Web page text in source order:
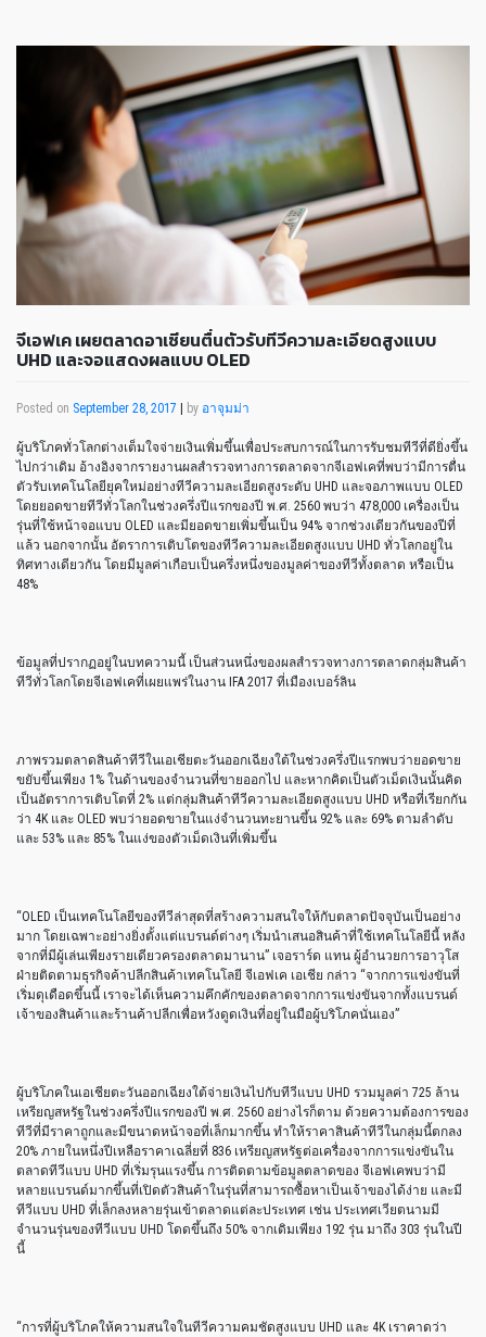
จีเอฟเค เผยตลาดอาเซียนตื่นตัวรับทีวีความละเอียดสูงแบบ
UHD และจอแสดงผลแบบ OLED
Posted on September 28, 2017 by อาจุมม่า
ผู้บริโภคทั่วโลกต่างเต็มใจจ่ายเงินเพิ่มขึ้นเพื่อประสบการณ์ในการรับชมทีวีที่ดียิ่งขึ้น
ไปกว่าเดิม อ้างอิงจากรายงานผลสำรวจทางการตลาดจากจีเอฟเคที่พบว่ามีการตื่น
ตัวรับเทคโนโลยียุคใหม่อย่างทีวีความละเอียดสูงระดับ UHD และจอภาพแบบ OLED
โดยยอดขายทีวีทั่วโลกในช่วงครึ่งปีแรกของปี พ.ศ. 2560 พบว่า 478,000 เครื่องเป็น
รุ่นที่ใช้หน้าจอแบบ OLED และมียอดขายเพิ่มขึ้นเป็น 94% จากช่วงเดียวกันของปีที่
แล้ว นอกจากนั้น อัตราการเติบโตของทีวีความละเอียดสูงแบบ UHD ทั่วโลกอยู่ใน
ทิศทางเดียวกัน โดยมีมูลค่าเกือบเป็นครึ่งหนึ่งของมูลค่าของทีวีทั้งตลาด หรือเป็น
48%
ข้อมูลที่ปรากฏอยู่ในบทความนี้ เป็นส่วนหนึ่งของผลสำรวจทางการตลาดกลุ่มสินค้า
ทีวีทั่วโลกโดยจีเอฟเคที่เผยแพร่ในงาน IFA 2017 ที่เมืองเบอร์ลิน
ภาพรวมตลาดสินค้าทีวีในเอเชียตะวันออกเฉียงใต้ในช่วงครึ่งปีแรกพบว่ายอดขาย
ขยับขึ้นเพียง 1% ในด้านของจำนวนที่ขายออกไป และหากคิดเป็นตัวเม็ดเงินนั้นคิด
เป็นอัตราการเติบโตที่ 2% แต่กลุ่มสินค้าทีวีความละเอียดสูงแบบ UHD หรือที่เรียกกัน
ว่า 4K และ OLED พบว่ายอดขายในแง่จำนวนทะยานขึ้น 92% และ 69% ตามลำดับ
และ 53% และ 85% ในแง่ของตัวเม็ดเงินที่เพิ่มขึ้น
“OLED เป็นเทคโนโลยีของทีวีล่าสุดที่สร้างความสนใจให้กับตลาดปัจจุบันเป็นอย่าง
มาก โดยเฉพาะอย่างยิ่งตั้งแต่แบรนด์ต่างๆ เริ่มนำเสนอสินค้าที่ใช้เทคโนโลยีนี้ หลัง
จากที่มีผู้เล่นเพียงรายเดียวครองตลาดมานาน” เจอราร์ด แทน ผู้อำนวยการอาวุโส
ฝ่ายติดตามธุรกิจค้าปลีกสินค้าเทคโนโลยี จีเอฟเค เอเชีย กล่าว “จากการแข่งขันที่
เริ่มดุเดือดขึ้นนี้ เราจะได้เห็นความคึกคักของตลาดจากการแข่งขันจากทั้งแบรนด์
เจ้าของสินค้าและร้านค้าปลีกเพื่อหวังดูดเงินที่อยู่ในมือผู้บริโภคนั่นเอง”
ผู้บริโภคในเอเชียตะวันออกเฉียงใต้จ่ายเงินไปกับทีวีแบบ UHD รวมมูลค่า 725 ล้าน
เหรียญสหรัฐในช่วงครึ่งปีแรกของปี พ.ศ. 2560 อย่างไรก็ตาม ด้วยความต้องการของ
ทีวีที่มีราคาถูกและมีขนาดหน้าจอที่เล็กมากขึ้น ทำให้ราคาสินค้าทีวีในกลุ่มนี้ตกลง
20% ภายในหนึ่งปีเหลือราคาเฉลี่ยที่ 836 เหรียญสหรัฐต่อเครื่องจากการแข่งขันใน
ตลาดทีวีแบบ UHD ที่เริ่มรุนแรงขึ้น การติดตามข้อมูลตลาดของ จีเอฟเคพบว่ามี
หลายแบรนด์มากขึ้นที่เปิดตัวสินค้าในรุ่นที่สามารถซื้อหาเป็นเจ้าของได้ง่าย และมี
ทีวีแบบ UHD ที่เล็กลงหลายรุ่นเข้าตลาดแต่ละประเทศ เช่น ประเทศเวียตนามมี
จำนวนรุ่นของทีวีแบบ UHD โดดขึ้นถึง 50% จากเดิมเพียง 192 รุ่น มาถึง 303 รุ่นในปี
นี้
“การที่ผู้บริโภคให้ความสนใจในทีวีความคมชัดสูงแบบ UHD และ 4K เราคาดว่า